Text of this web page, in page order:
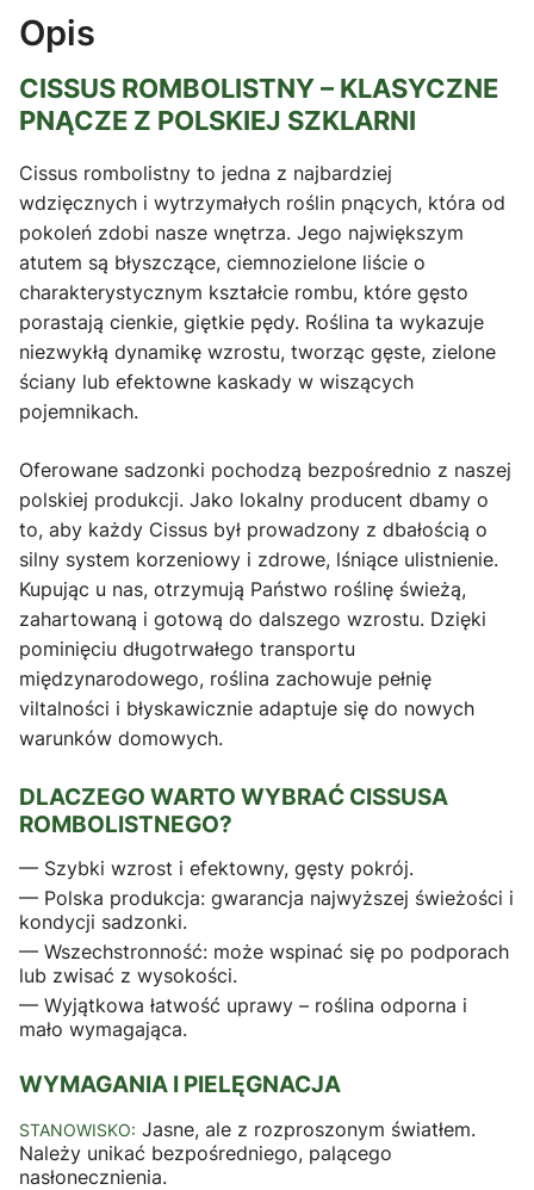
Opis
CISSUS ROMBOLISTNY – KLASYCZNE
PNĄCZE Z POLSKIEJ SZKLARNI
Cissus rombolistny to jedna z najbardziej
wdzięcznych i wytrzymałych roślin pnących, która od
pokoleń zdobi nasze wnętrza. Jego największym
atutem są błyszczące, ciemnozielone liście o
charakterystycznym kształcie rombu, które gęsto
porastają cienkie, giętkie pędy. Roślina ta wykazuje
niezwykłą dynamikę wzrostu, tworząc gęste, zielone
ściany lub efektowne kaskady w wiszących
pojemnikach.
Oferowane sadzonki pochodzą bezpośrednio z naszej
polskiej produkcji. Jako lokalny producent dbamy o
to, aby każdy Cissus był prowadzony z dbałością o
silny system korzeniowy i zdrowe, lśniące ulistnienie.
Kupując u nas, otrzymują Państwo roślinę świeżą,
zahartowaną i gotową do dalszego wzrostu. Dzięki
pominięciu długotrwałego transportu
międzynarodowego, roślina zachowuje pełnię
viltalności i błyskawicznie adaptuje się do nowych
warunków domowych.
DLACZEGO WARTO WYBRAĆ CISSUSA
ROMBOLISTNEGO?
— Szybki wzrost i efektowny, gęsty pokrój.
— Polska produkcja: gwarancja najwyższej świeżości i
kondycji sadzonki.
— Wszechstronność: może wspinać się po podporach
lub zwisać z wysokości.
— Wyjątkowa łatwość uprawy – roślina odporna i
mało wymagająca.
WYMAGANIA I PIELĘGNACJA
STANOWISKO: Jasne, ale z rozproszonym światłem.
Należy unikać bezpośredniego, palącego
nasłonecznienia.